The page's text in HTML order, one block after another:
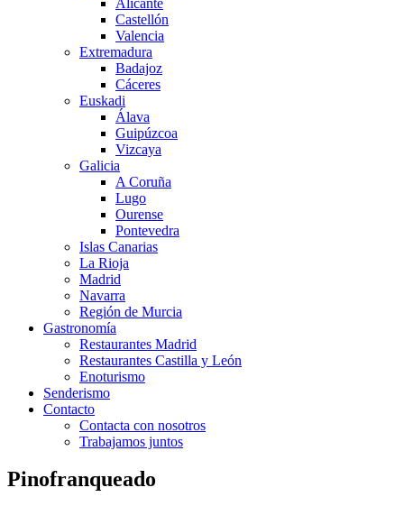
Castellón
Valencia
Extremadura
Badajoz
Cáceres
Euskadi
Álava
Guipúzcoa
Vizcaya
Galicia
A Coruña
Lugo
Ourense
Pontevedra
Islas Canarias
La Rioja
Madrid
Navarra
Región de Murcia
Gastronomía
Restaurantes Madrid
Restaurantes Castilla y León
Enoturismo
Senderismo
Contacto
Contacta con nosotros
Trabajamos juntos
Pinofranqueado